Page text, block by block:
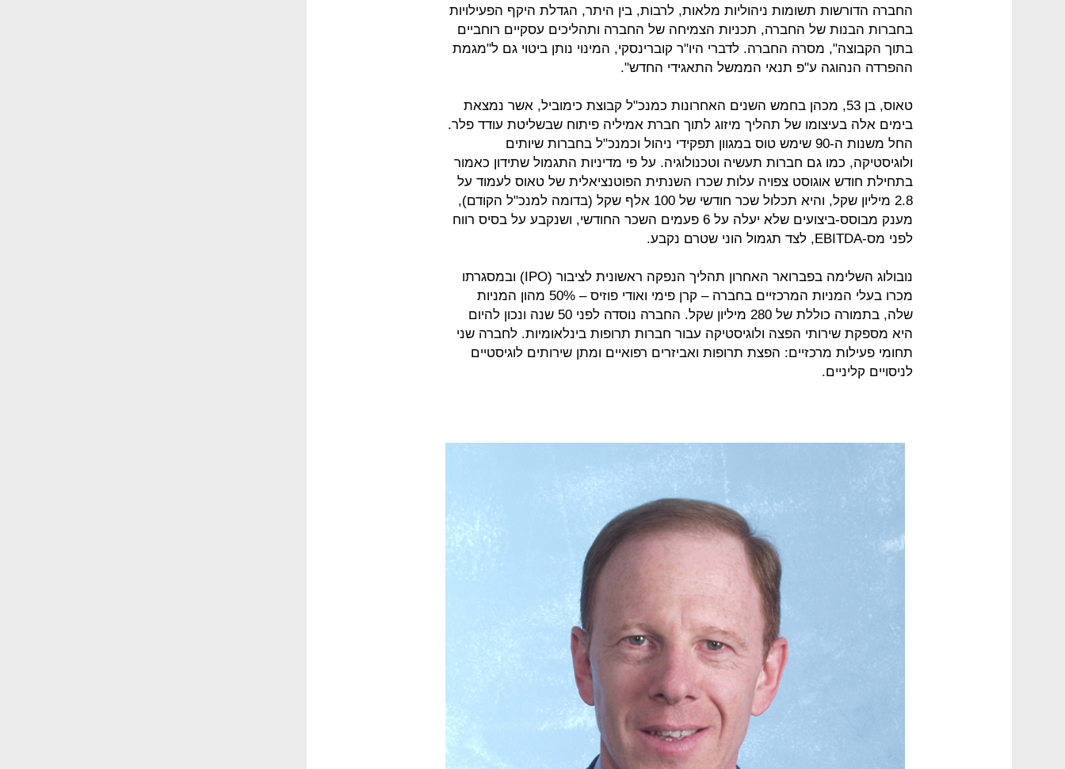
החברה הדורשות תשומות ניהוליות מלאות, לרבות, בין היתר, הגדלת היקף הפעילויות
בחברות הבנות של החברה, תכניות הצמיחה של החברה ותהליכים עסקיים רוחביים
בתוך הקבוצה", מסרה החברה. לדברי היו"ר קוברינסקי, המינוי נותן ביטוי גם ל"מגמת
ההפרדה הנהוגה ע"פ תנאי הממשל התאגידי החדש".
טאוס, בן 53, מכהן בחמש השנים האחרונות כמנכ"ל קבוצת כימוביל, אשר נמצאת
בימים אלה בעיצומו של תהליך מיזוג לתוך חברת אמיליה פיתוח שבשליטת עודד פלר.
החל משנות ה-90 שימש טוס במגוון תפקידי ניהול וכמנכ"ל בחברות שיותים
ולוגיסטיקה, כמו גם חברות תעשיה וטכנולוגיה. על פי מדיניות התגמול שתידון כאמור
בתחילת חודש אוגוסט צפויה עלות שכרו השנתית הפוטנציאלית של טאוס לעמוד על
2.8 מיליון שקל, והיא תכלול שכר חודשי של 100 אלף שקל (בדומה למנכ"ל הקודם),
מענק מבוסס-ביצועים שלא יעלה על 6 פעמים השכר החודשי, ושנקבע על בסיס רווח
לפני מס-EBITDA, לצד תגמול הוני שטרם נקבע.
נובולוג השלימה בפברואר האחרון תהליך הנפקה ראשונית לציבור (IPO) ובמסגרתו
מכרו בעלי המניות המרכזיים בחברה – קרן פימי ואודי פוזיס – 50% מהון המניות
שלה, בתמורה כוללת של 280 מיליון שקל. החברה נוסדה לפני 50 שנה ונכון להיום
היא מספקת שירותי הפצה ולוגיסטיקה עבור חברות תרופות בינלאומיות. לחברה שני
תחומי פעילות מרכזיים: הפצת תרופות ואביזרים רפואיים ומתן שירותים לוגיסטיים
לניסויים קליניים.